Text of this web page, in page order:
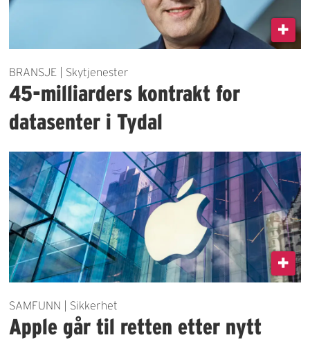
BRANSJE | Skytjenester
45-milliarders kontrakt for
datasenter i Tydal
SAMFUNN | Sikkerhet
Apple går til retten etter nytt